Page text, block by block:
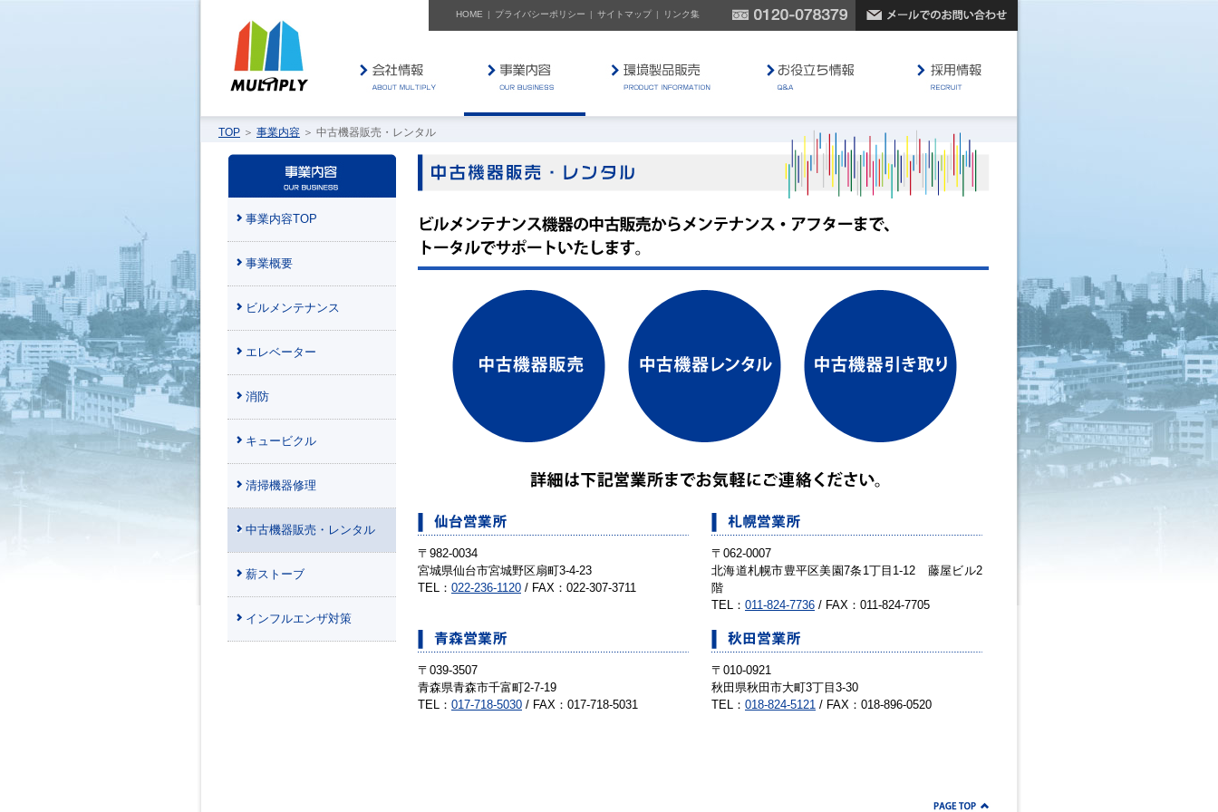
HOME プライバシーポリシー サイトマップ リンク集
TOP ＞ 事業内容 ＞ 中古機器販売・レンタル
事業内容TOP
事業概要
ビルメンテナンス
エレベーター
消防
キュービクル
清掃機器修理
中古機器販売・レンタル
薪ストーブ
インフルエンザ対策
〒982-0034
宮城県仙台市宮城野区扇町3-4-23
TEL： 022-236-1120 / FAX：022-307-3711
〒062-0007
北海道札幌市豊平区美園7条1丁目1-12 藤屋ビル2
階
TEL： 011-824-7736 / FAX：011-824-7705
〒039-3507
青森県青森市千富町2-7-19
TEL： 017-718-5030 / FAX：017-718-5031
〒010-0921
秋田県秋田市大町3丁目3-30
TEL： 018-824-5121 / FAX：018-896-0520